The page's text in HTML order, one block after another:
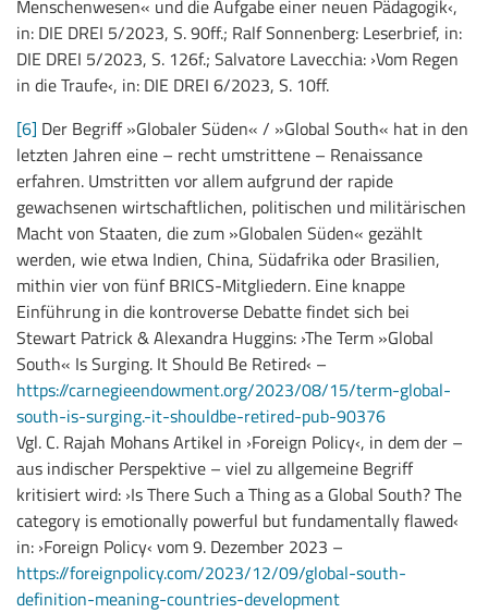
Menschenwesen« und die Aufgabe einer neuen Pädagogik‹,
in: DIE DREI 5/2023, S. 90ff.; Ralf Sonnenberg: Leserbrief, in:
DIE DREI 5/2023, S. 126f.; Salvatore Lavecchia: ›Vom Regen
in die Traufe‹, in: DIE DREI 6/2023, S. 10ff.
[6] Der Begriff »Globaler Süden« / »Global South« hat in den
letzten Jahren eine – recht umstrittene – Renaissance
erfahren. Umstritten vor allem aufgrund der rapide
gewachsenen wirtschaftlichen, politischen und militärischen
Macht von Staaten, die zum »Globalen Süden« gezählt
werden, wie etwa Indien, China, Südafrika oder Brasilien,
mithin vier von fünf BRICS-Mitgliedern. Eine knappe
Einführung in die kontroverse Debatte findet sich bei
Stewart Patrick & Alexandra Huggins: ›The Term »Global
South« Is Surging. It Should Be Retired‹ –
https://carnegieendowment.org/2023/08/15/term-global-
south-is-surging.-it-shouldbe-retired-pub-90376
Vgl. C. Rajah Mohans Artikel in ›Foreign Policy‹, in dem der –
aus indischer Perspektive – viel zu allgemeine Begriff
kritisiert wird: ›Is There Such a Thing as a Global South? The
category is emotionally powerful but fundamentally flawed‹
in: ›Foreign Policy‹ vom 9. Dezember 2023 –
https://foreignpolicy.com/2023/12/09/global-south-
definition-meaning-countries-development